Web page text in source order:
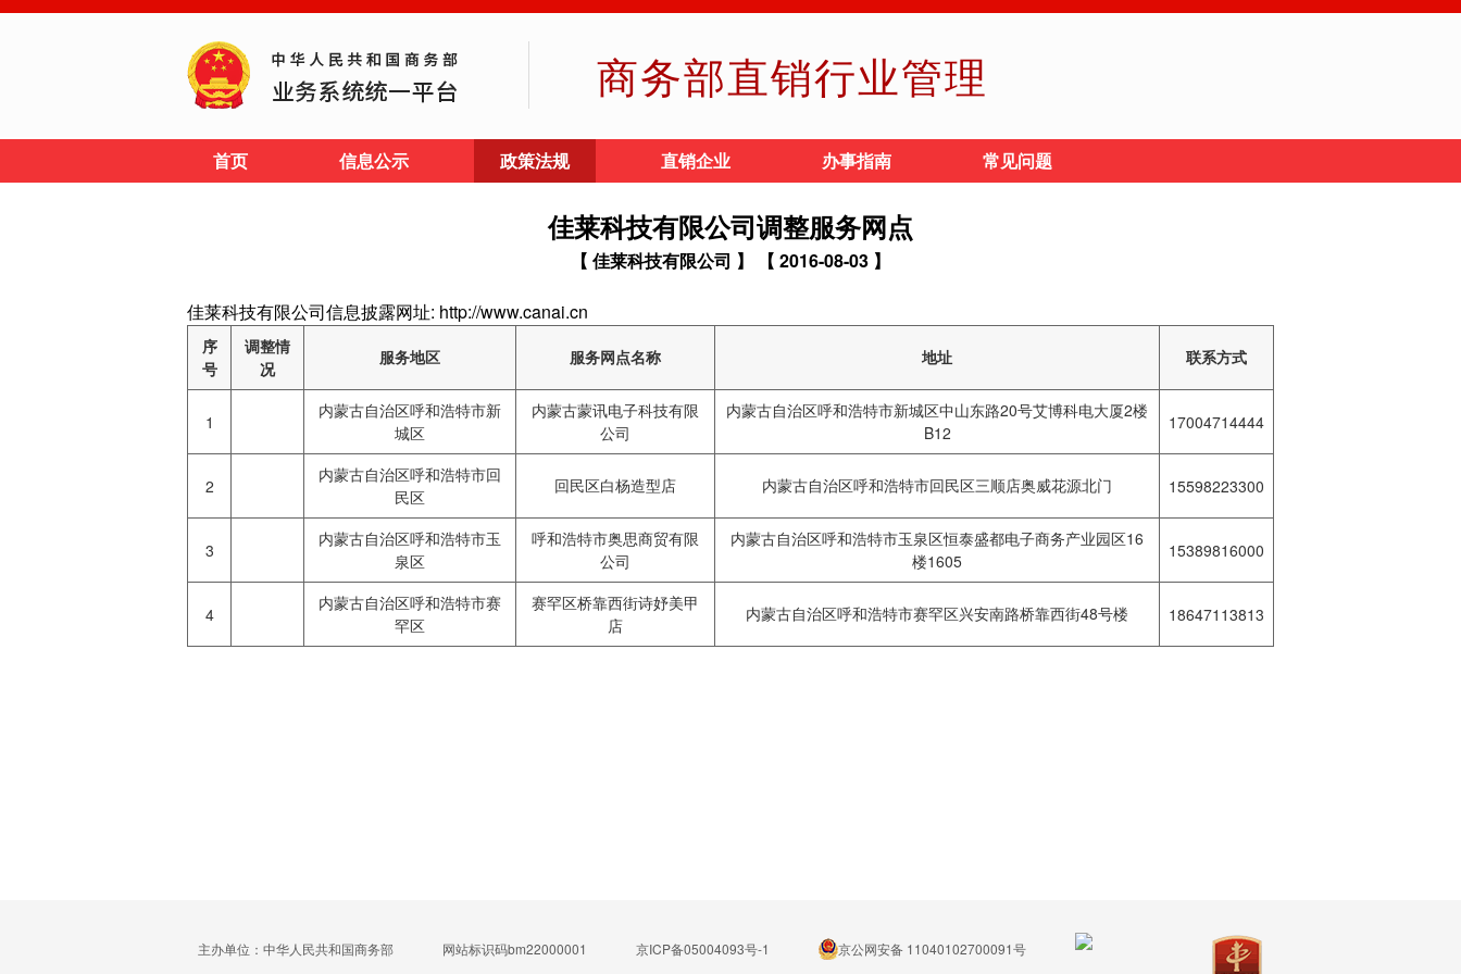
商务部直销行业管理
首页 信息公示 政策法规 直销企业 办事指南 常见问题
佳莱科技有限公司调整服务网点
【 佳莱科技有限公司 】 【 2016-08-03 】
佳莱科技有限公司信息披露网址: http://www.canai.cn
序
号
调整情
况
服务地区 服务网点名称 地址 联系方式
1
内蒙古自治区呼和浩特市新
城区
内蒙古蒙讯电子科技有限
公司
内蒙古自治区呼和浩特市新城区中山东路20号艾博科电大厦2楼
B12
17004714444
2
内蒙古自治区呼和浩特市回
民区
回民区白杨造型店 内蒙古自治区呼和浩特市回民区三顺店奥威花源北门 15598223300
3
内蒙古自治区呼和浩特市玉
泉区
呼和浩特市奥思商贸有限
公司
内蒙古自治区呼和浩特市玉泉区恒泰盛都电子商务产业园区16
楼1605
15389816000
4
内蒙古自治区呼和浩特市赛
罕区
赛罕区桥靠西街诗妤美甲
店
内蒙古自治区呼和浩特市赛罕区兴安南路桥靠西街48号楼 18647113813
主办单位：中华人民共和国商务部 网站标识码bm22000001 京ICP备05004093号-1
京公网安备 11040102700091号